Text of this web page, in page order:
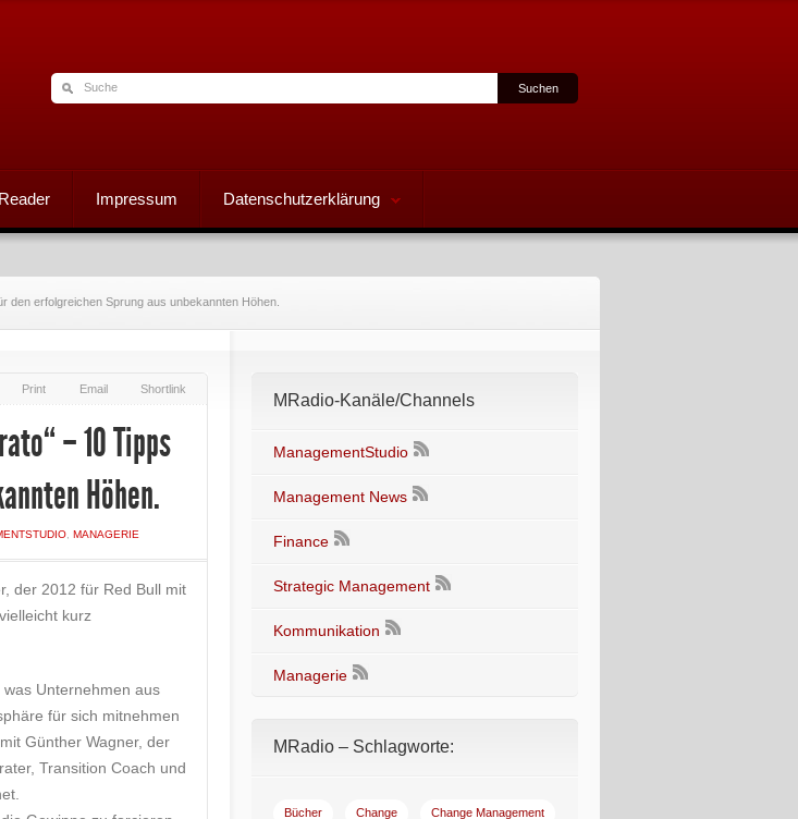
Impressum Datenschutzerklärung
den erfolgreichen Sprung aus unbekannten Höhen.
Print Email Shortlink
– 10 Tipps
Höhen.
MANAGERIE
der 2012 für Red Bull mit
kurz
Unternehmen aus
für sich mitnehmen
Günther Wagner, der
Transition Coach und
MRadio-Kanäle/Channels
ManagementStudio
Management News
Finance
Strategic Management
Kommunikation
Managerie
MRadio – Schlagworte:
Bücher Change Change Management